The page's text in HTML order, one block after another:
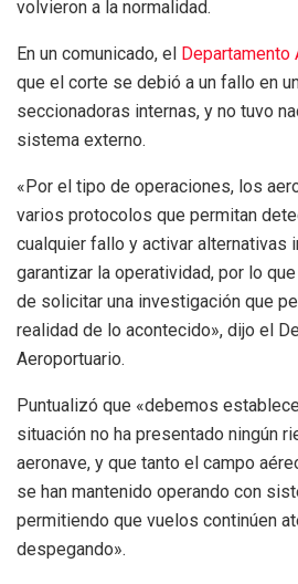
volvieron a la normalidad.
En un comunicado, el Departamento
que el corte se debió a un fallo en
seccionadoras internas, y no tuvo
sistema externo.
«Por el tipo de operaciones, los
varios protocolos que permitan
cualquier fallo y activar alternativas
garantizar la operatividad, por lo
de solicitar una investigación que
realidad de lo acontecido», dijo el
Aeroportuario.
Puntualizó que «debemos
situación no ha presentado ningún
aeronave, y que tanto el campo
se han mantenido operando con
permitiendo que vuelos continúen
despegando».